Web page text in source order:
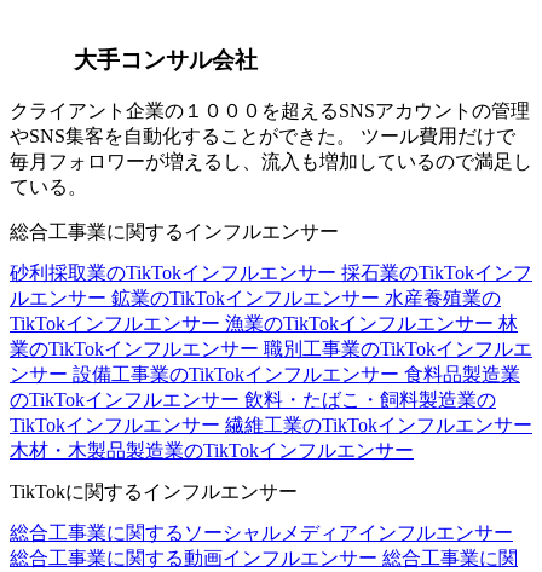
大手コンサル会社
クライアント企業の１０００を超えるSNSアカウントの管理
やSNS集客を自動化することができた。 ツール費用だけで
毎月フォロワーが増えるし、流入も増加しているので満足し
ている。
総合工事業に関するインフルエンサー
砂利採取業のTikTokインフルエンサー 採石業のTikTokインフ
ルエンサー 鉱業のTikTokインフルエンサー 水産養殖業の
TikTokインフルエンサー 漁業のTikTokインフルエンサー 林
業のTikTokインフルエンサー 職別工事業のTikTokインフルエ
ンサー 設備工事業のTikTokインフルエンサー 食料品製造業
のTikTokインフルエンサー 飲料・たばこ・飼料製造業の
TikTokインフルエンサー 繊維工業のTikTokインフルエンサー
木材・木製品製造業のTikTokインフルエンサー
TikTokに関するインフルエンサー
総合工事業に関するソーシャルメディアインフルエンサー
総合工事業に関する動画インフルエンサー 総合工事業に関